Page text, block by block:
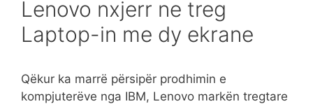
Lenovo nxjerr ne treg
Laptop-in me dy ekrane
Qëkur ka marrë përsipër prodhimin e
kompjuterëve nga IBM, Lenovo markën tregtare